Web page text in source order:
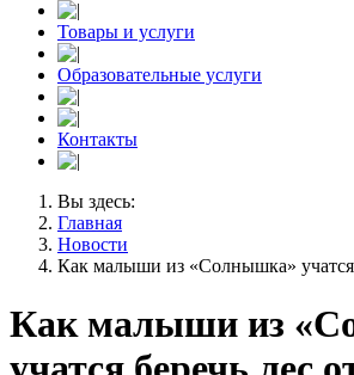
Товары и услуги
Образовательные услуги
Контакты
Вы здесь:
Главная
Новости
Как малыши из «Солнышка» учатся
Как малыши из